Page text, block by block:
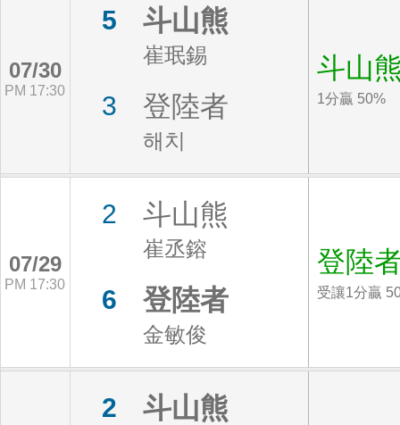
07/30
PM 17:30
5 斗山熊
崔珉錫
3 登陸者
해치
斗山
1分贏 50%
07/29
PM 17:30
2 斗山熊
崔丞鎔
6 登陸者
金敏俊
登陸
受讓1分贏
2 斗山熊